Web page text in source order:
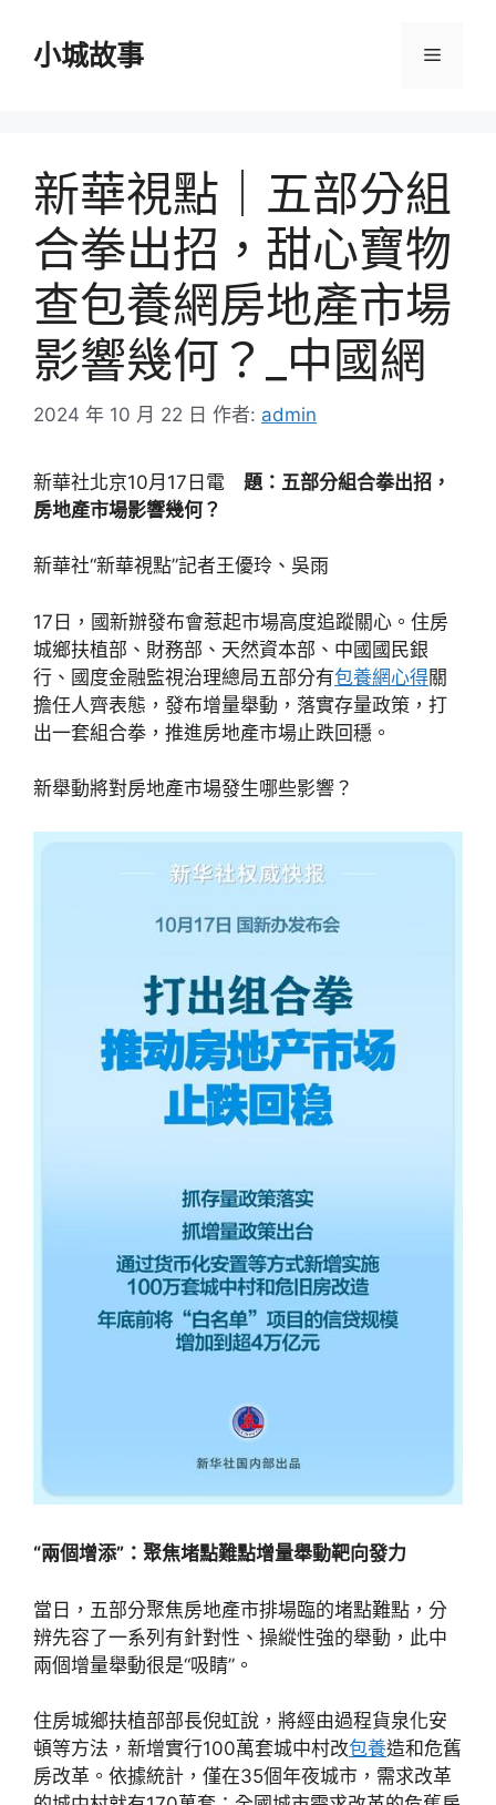
小城故事 選
新華視點｜五部分組
合拳出招，甜心寶物
查包養網房地產市場
影響幾何？_中國網
2024 年 10 月 22 日 作者: admin
新華社北京10月17日電 題：五部分組合拳出招，
房地產市場影響幾何？
新華社“新華視點”記者王優玲、吳雨
17日，國新辦發布會惹起市場高度追蹤關心。住房
城鄉扶植部、財務部、天然資本部、中國國民銀
行、國度金融監視治理總局五部分有包養網心得關
擔任人齊表態，發布增量舉動，落實存量政策，打
出一套組合拳，推進房地產市場止跌回穩。
新舉動將對房地產市場發生哪些影響？
“兩個增添”：聚焦堵點難點增量舉動靶向發力
當日，五部分聚焦房地產市排場臨的堵點難點，分
辨先容了一系列有針對性、操縱性強的舉動，此中
兩個增量舉動很是“吸睛”。
住房城鄉扶植部部長倪虹說，將經由過程貨泉化安
頓等方法，新增實行100萬套城中村改包養造和危舊
房改革。依據統計，僅在35個年夜城市，需求改革